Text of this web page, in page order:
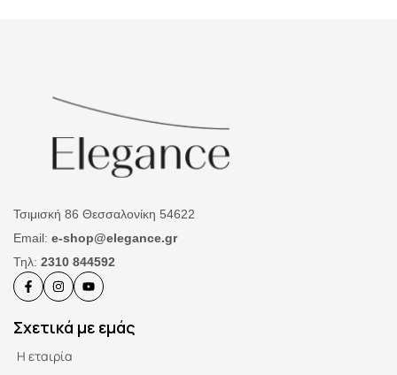
Τσιμισκή 86 Θεσσαλονίκη 54622
Email: e-shop@elegance.gr
Τηλ: 2310 844592
Σχετικά με εμάς
Η εταιρία